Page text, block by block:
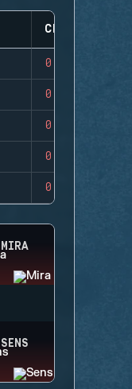
CLUTCHES
0
0
0
0
0
MIRA
SENS